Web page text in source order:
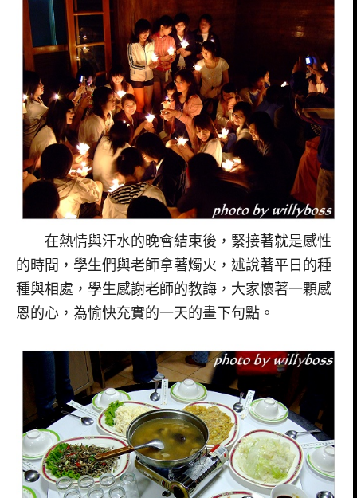
在熱情與汗水的晚會結束後，緊接著就是感性
的時間，學生們與老師拿著燭火，述說著平日的種
種與相處，學生感謝老師的教誨，大家懷著一顆感
恩的心，為愉快充實的一天的畫下句點。